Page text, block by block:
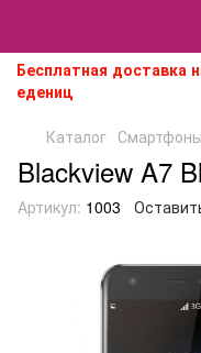
Бесплатная доставка
едениц
Каталог Смартфоны
Blackview A7
Артикул: 1003